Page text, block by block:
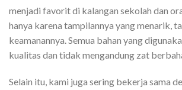
menjadi favorit di kalangan sekolah dan
hanya karena tampilannya yang menarik,
keamanannya. Semua bahan yang
kualitas dan tidak mengandung zat
Selain itu, kami juga sering bekerja sama